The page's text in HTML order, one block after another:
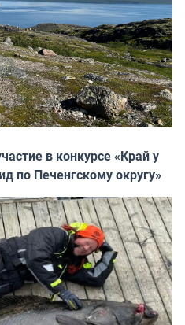
в конкурсе «Край у
по Печенгскому округу»